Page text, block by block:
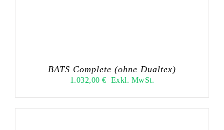
BATS Complete (ohne Dualtex)
1.032,00€ Exkl. MwSt.